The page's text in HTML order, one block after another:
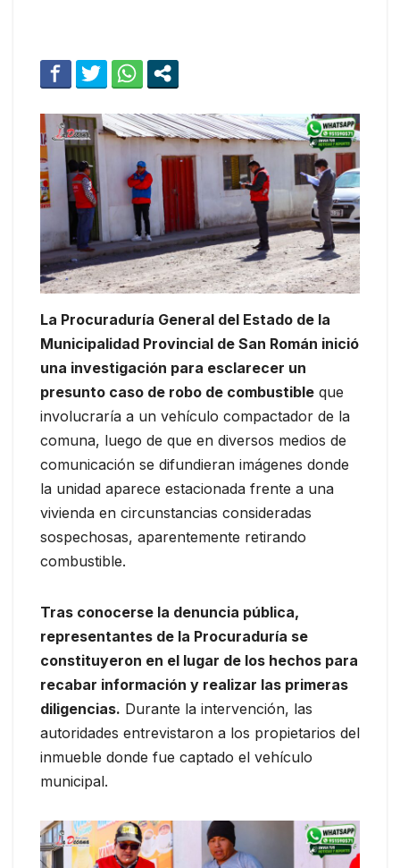
La Procuraduría General del Estado de la
Municipalidad Provincial de San Román inició
una investigación para esclarecer un
presunto caso de robo de combustible que
involucraría a un vehículo compactador de la
comuna, luego de que en diversos medios de
comunicación se difundieran imágenes donde
la unidad aparece estacionada frente a una
vivienda en circunstancias consideradas
sospechosas, aparentemente retirando
combustible.
Tras conocerse la denuncia pública,
representantes de la Procuraduría se
constituyeron en el lugar de los hechos para
recabar información y realizar las primeras
diligencias. Durante la intervención, las
autoridades entrevistaron a los propietarios del
inmueble donde fue captado el vehículo
municipal.